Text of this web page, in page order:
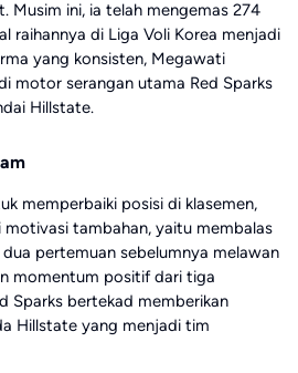
Musim ini, ia telah mengemas 274
raihannya di Liga Voli Korea menjadi
yang konsisten, Megawati
motor serangan utama Red Sparks
Hillstate.
memperbaiki posisi di klasemen,
motivasi tambahan, yaitu membalas
pertemuan sebelumnya melawan
momentum positif dari tiga
Sparks bertekad memberikan
Hillstate yang menjadi tim